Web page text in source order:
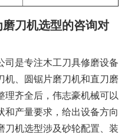
刀机选型的咨询对
司是专注木工刀具修磨设备
机、圆锯片磨刀机和直刀磨
理齐全后，伟志豪机械可以
和产量要求，给出设备方向
刀机选型涉及砂轮配置、装